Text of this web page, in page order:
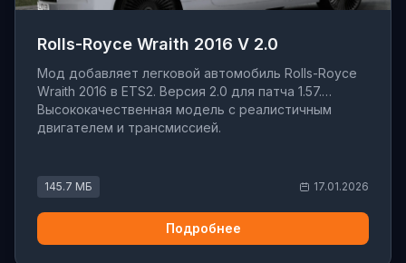
Rolls-Royce Wraith 2016 V 2.0
Мод добавляет легковой автомобиль Rolls-Royce
Wraith 2016 в ETS2. Версия 2.0 для патча 1.57.
Высококачественная модель с реалистичным
двигателем и трансмиссией.
145.7 МБ 17.01.2026
Подробнее